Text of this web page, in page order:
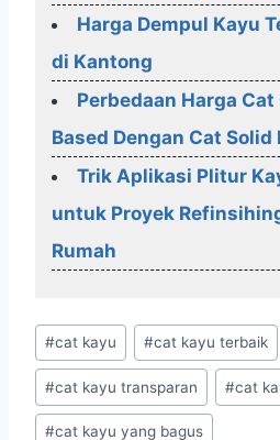
Harga Dempul Kayu
di Kantong
Perbedaan Harga
Based Dengan Cat Solid
Trik Aplikasi Plitur
untuk Proyek
Rumah
Post
Tags:
#cat kayu #cat kayu terbaik
#cat kayu transparan #cat
#cat kayu yang bagus